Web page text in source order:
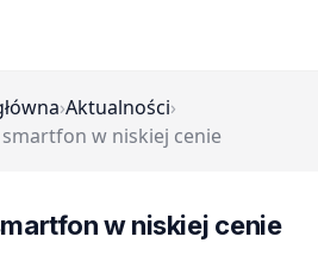
›Aktualności›
w niskiej cenie
w niskiej cenie